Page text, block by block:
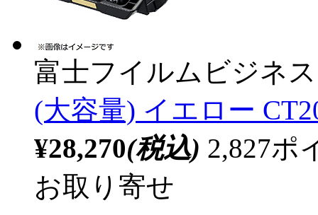
富士フイルムビジネ
(大容量) イエロー
¥28,270(税込) 2,827ポ
お取り寄せ